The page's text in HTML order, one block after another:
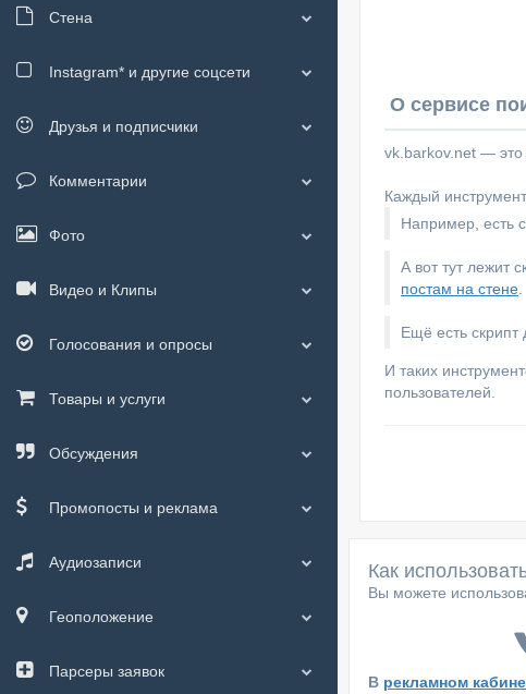
О сервисе
vk.barkov.net — это
Каждый
Например, есть
А вот тут лежит
постам на стене
Ещё есть скрипт
И таких
пользователей.
Как
Вы можете
В рекламном
Стена
Instagram* и другие соцсети
Друзья и подписчики
Комментарии
Фото
Видео и Клипы
Голосования и опросы
Товары и услуги
Обсуждения
Промопосты и реклама
Аудиозаписи
Геоположение
Парсеры заявок